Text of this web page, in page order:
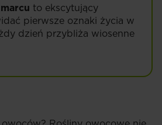
to ekscytujący
pierwsze oznaki życia w
dzień przybliża wiosenne